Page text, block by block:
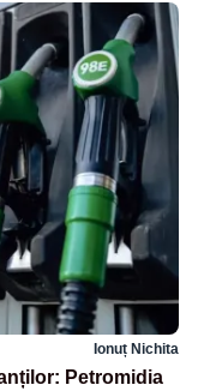
Ionuț Nichita
Petromidia